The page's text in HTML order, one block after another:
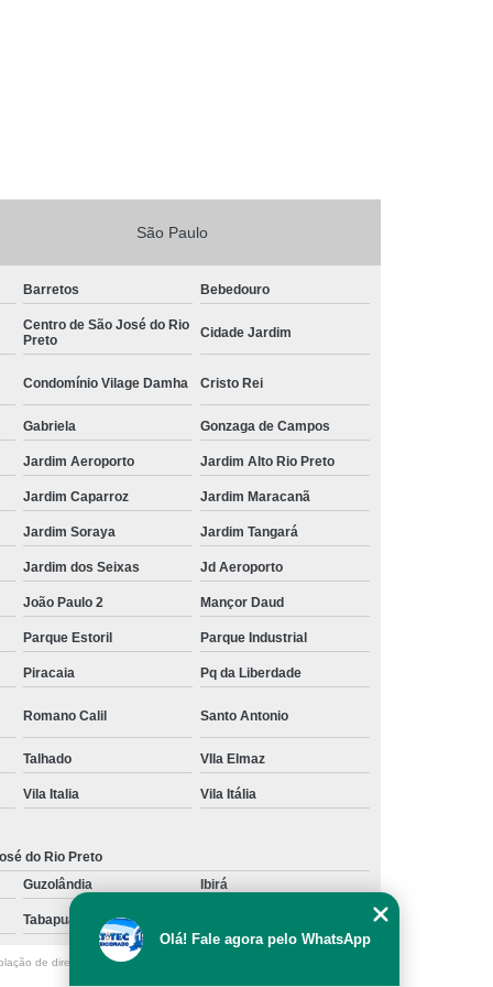
São Paulo
Barretos Bebedouro
Centro de São José do Rio
Preto
Cidade Jardim
Condomínio Vilage Damha Cristo Rei
Gabriela Gonzaga de Campos
Jardim Aeroporto Jardim Alto Rio Preto
Jardim Caparroz Jardim Maracanã
Jardim Soraya Jardim Tangará
Jardim dos Seixas Jd Aeroporto
João Paulo 2 Mançor Daud
Parque Estoril Parque Industrial
Piracaia Pq da Liberdade
Romano Calil Santo Antonio
Talhado VIla Elmaz
Vila Italia Vila Itália
do Rio Preto
Guzolândia Ibirá
Tabapuã
de direito autoral – artigo 184 do Código Penal –
Olá! Fale agora pelo WhatsApp